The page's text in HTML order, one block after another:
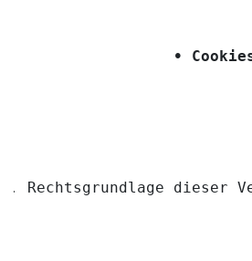
•
Rechtsgrundlage dieser